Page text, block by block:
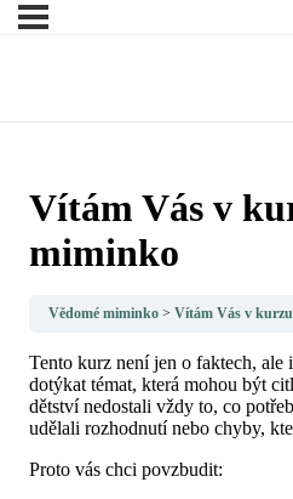
Vítám Vás v
miminko
Vědomé miminko Vítám Vás v
Tento kurz není jen o faktech, ale
dotýkat témat, která mohou být
dětství nedostali vždy to, co
udělali rozhodnutí nebo chyby,
Proto vás chci povzbudit: